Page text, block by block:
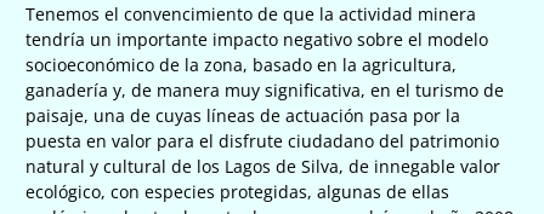
Tenemos el convencimiento de que la actividad minera
tendría un importante impacto negativo sobre el modelo
socioeconómico de la zona, basado en la agricultura,
ganadería y, de manera muy significativa, en el turismo de
paisaje, una de cuyas líneas de actuación pasa por la
puesta en valor para el disfrute ciudadano del patrimonio
natural y cultural de los Lagos de Silva, de innegable valor
ecológico, con especies protegidas, algunas de ellas